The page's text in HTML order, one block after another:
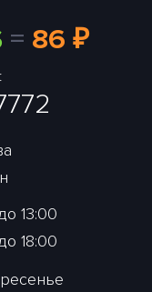
= 86 ₽
13:00
18:00